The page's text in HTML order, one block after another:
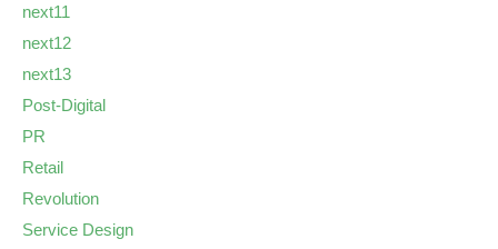
next11
next12
next13
Post-Digital
PR
Retail
Revolution
Service Design